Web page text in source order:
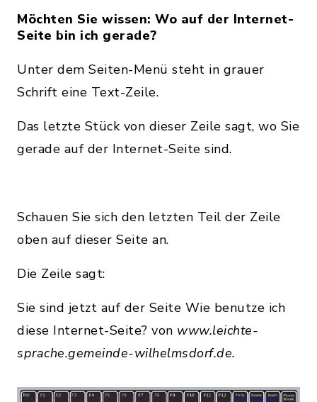
Möchten Sie wissen: Wo auf der Internet-
Seite bin ich gerade?
Unter dem Seiten-Menü steht in grauer
Schrift eine Text-Zeile.
Das letzte Stück von dieser Zeile sagt, wo Sie
gerade auf der Internet-Seite sind.
Schauen Sie sich den letzten Teil der Zeile
oben auf dieser Seite an.
Die Zeile sagt:
Sie sind jetzt auf der Seite Wie benutze ich
diese Internet-Seite? von www.leichte-
sprache.gemeinde-wilhelmsdorf.de.